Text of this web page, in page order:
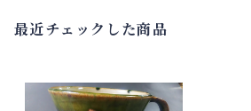
最近チェックした商品